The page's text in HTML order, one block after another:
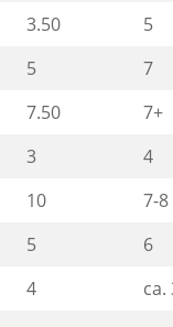
3.50
5
5
7
7.50
7+
3
4
10
7-8
5
6
4 ca.